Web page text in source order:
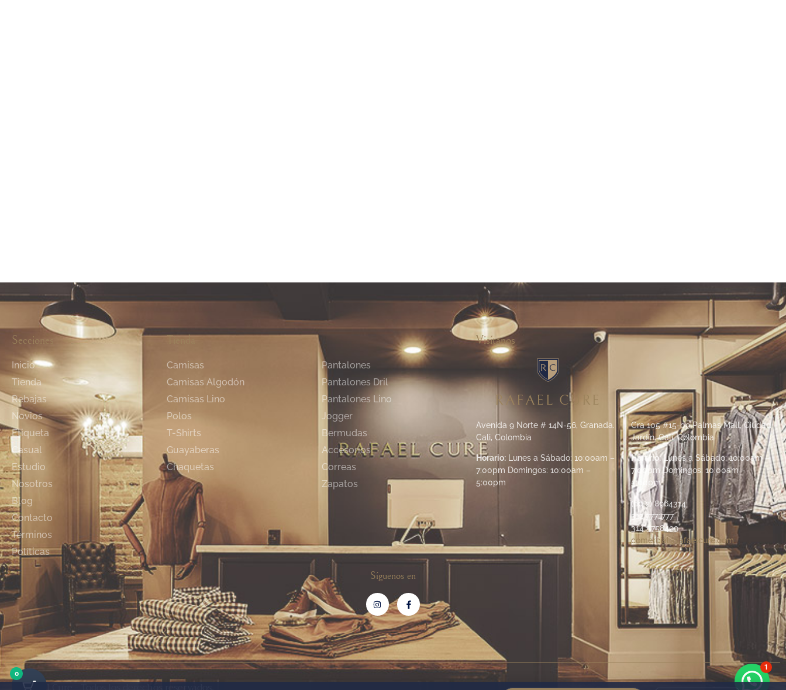
Secciones
Inicio
Tienda
Rebajas
Novios
Etiqueta
Casual
Estudio
Nosotros
Blog
Contacto
Términos
Políticas
Camisas
Camisas Algodón
Camisas Lino
Polos
T-Shirts
Guayaberas
Chaquetas
Pantalones
Pantalones Dril
Pantalones Lino
Jogger
Bermudas
Accesorios
Correas
Zapatos
Visítanos
RAFAEL CURE
Avenida 9 Norte # 14N-56, Granada.
Cali, Colombia
Horario: Lunes a Sábado: 10:00am –
7:00pm Domingos: 10:00am –
5:00pm
Cra 105 #15-09 Palmas Mall, Ciudad
Jardín. Cali, Colombia
Horario:Lunes a Sábado: 10:00am –
7:00pm Domingos: 10:00am –
5:00pm
(60 2) 8964314
312 7771777
314 5758499
comercial@rafaelcure.com
Síguenos en
0
1